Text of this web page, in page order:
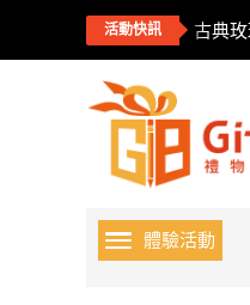
活動快訊 古典
體驗活動